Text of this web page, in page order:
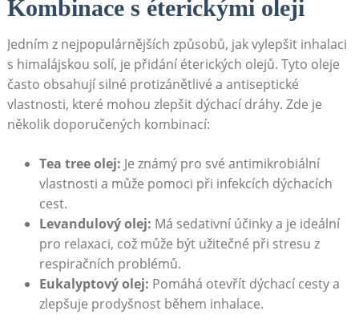
Kombinace s éterickými oleji
Jedním z nejpopulárnějších způsobů, jak vylepšit inhalaci
s himalájskou solí, je přidání éterických olejů. Tyto oleje
často obsahují silné protizánětlivé a antiseptické
vlastnosti, které⁤ mohou zlepšit dýchací dráhy. Zde je
⁢několik doporučených kombinací:
Tea tree olej: Je známý ‍pro⁢ své ​antimikrobiální
vlastnosti a může pomoci při infekcích dýchacích
cest.
Levandulový⁢ olej: Má sedativní účinky a je‌ ideální
pro relaxaci,⁤ což může být užitečné‌ při stresu z
respiračních problémů.
Eukalyptový olej: Pomáhá otevřít dýchací cesty​ a
zlepšuje prodyšnost během inhalace.